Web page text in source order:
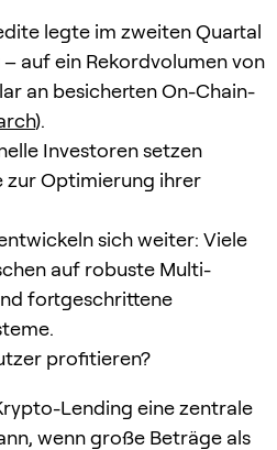
legte im zweiten Quartal
– auf ein Rekordvolumen von
an besicherten On-Chain-
).
Investoren setzen
zur Optimierung ihrer
sich weiter: Viele
auf robuste Multi-
fortgeschrittene
profitieren?
Lending eine zentrale
wenn große Beträge als